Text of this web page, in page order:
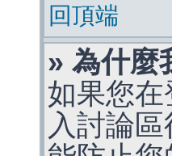
回頂端
» 為什麼
如果您
入討論